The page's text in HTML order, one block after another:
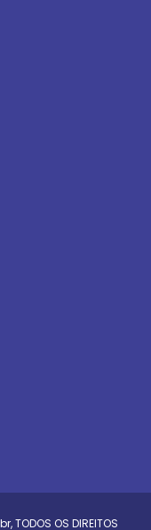
, TODOS OS DIREITOS